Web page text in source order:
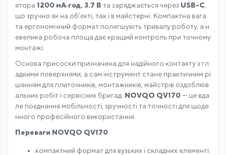
ятора 1200 мА·год, 3.7 В та заряджається через USB-C
що зручно як на об’єкті, так і в майстерні. Компактна вага
та ергономічний формат полегшують тривалу роботу, а н
евелика робоча площа дає кращий контроль при точному
монтажі.
Основа присоски призначена для надійного контакту з гл
адкими поверхнями, а сам інструмент стане практичним рі
шенням для плиточників, монтажників, майстрів оздоблюв
альних робіт і сервісних бригад. NOVQO QV170— це вда
ле поєднання мобільності, зручності та точності для щоде
нного професійного використання.
Переваги NOVQO QV170
компактний формат для вузьких і складних елементі